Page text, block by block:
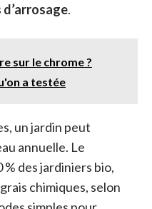
d’arrosage.
sur le chrome ?
a testée
un jardin peut
annuelle. Le
des jardiniers bio,
chimiques, selon